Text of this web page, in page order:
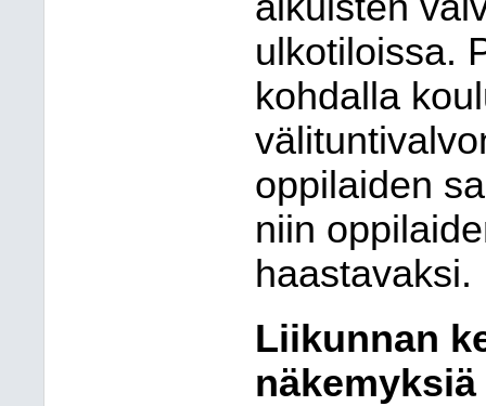
ulkotiloissa.
kohdalla
oppilaiden
niin
haastavaksi.
Liikunnan
näkemyksiä